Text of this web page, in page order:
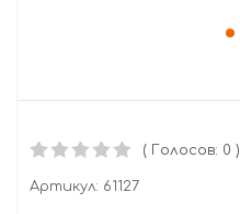
( Голосов: 0 )
Артикул: 61127